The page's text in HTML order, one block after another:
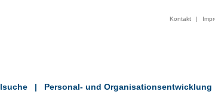
Kontakt |
| Personal- und Organisationsentwicklung